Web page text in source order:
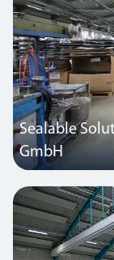
Sealable
GmbH
Der Endkunde
Digitalisierung